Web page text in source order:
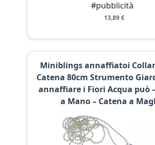
#pubblicità
13,89 €
Miniblings annaffiatoi
Catena 80cm Strumento
annaffiare i Fiori Acqua può
a Mano – Catena a